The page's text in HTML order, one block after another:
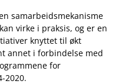
samarbeidsmekanisme
virke i praksis, og er en
knyttet til økt
annet i forbindelse med
for
2020.